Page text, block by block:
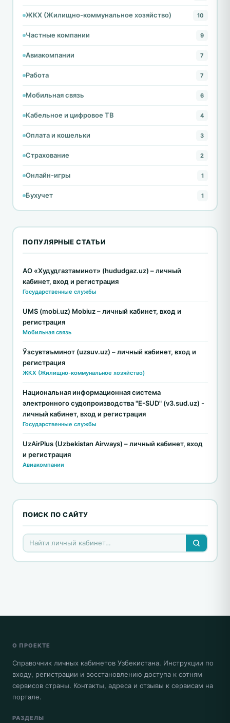
ЖКХ (Жилищно-коммунальное хозяйство) 10
Частные компании 9
Авиакомпании 7
Работа 7
Мобильная связь 6
Кабельное и цифровое ТВ 4
Оплата и кошельки 3
Страхование 2
Онлайн-игры 1
Бухучет 1
ПОПУЛЯРНЫЕ СТАТЬИ
АО «Худудгазтаминот» (hududgaz.uz) – личный
кабинет, вход и регистрация
Государственные службы
UMS (mobi.uz) Mobiuz – личный кабинет, вход и
регистрация
Мобильная связь
Ўзсувтаъминот (uzsuv.uz) – личный кабинет, вход и
регистрация
ЖКХ (Жилищно-коммунальное хозяйство)
Национальная информационная система
электронного судопроизводства "E-SUD" (v3.sud.uz) -
личный кабинет, вход и регистрация
Государственные службы
UzAirPlus (Uzbekistan Airways) – личный кабинет, вход
и регистрация
Авиакомпании
ПОИСК ПО САЙТУ
О ПРОЕКТЕ
Справочник личных кабинетов Узбекистана. Инструкции по
входу, регистрации и восстановлению доступа к сотням
сервисов страны. Контакты, адреса и отзывы к сервисам на
портале.
РАЗДЕЛЫ